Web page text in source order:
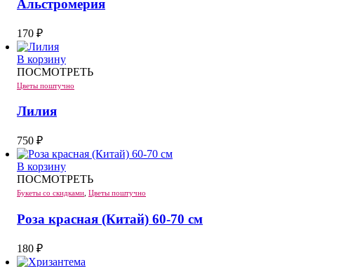
Альстромерия
170 ₽
В корзину
ПОСМОТРЕТЬ
Цветы поштучно
Лилия
750 ₽
В корзину
ПОСМОТРЕТЬ
Букеты со скидками Цветы поштучно
Роза красная (Китай) 60-70 см
180 ₽